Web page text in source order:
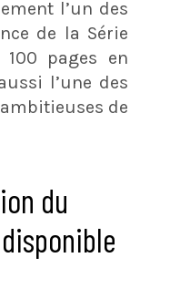
l’un des
de la Série
100 pages en
l’une des
de
du